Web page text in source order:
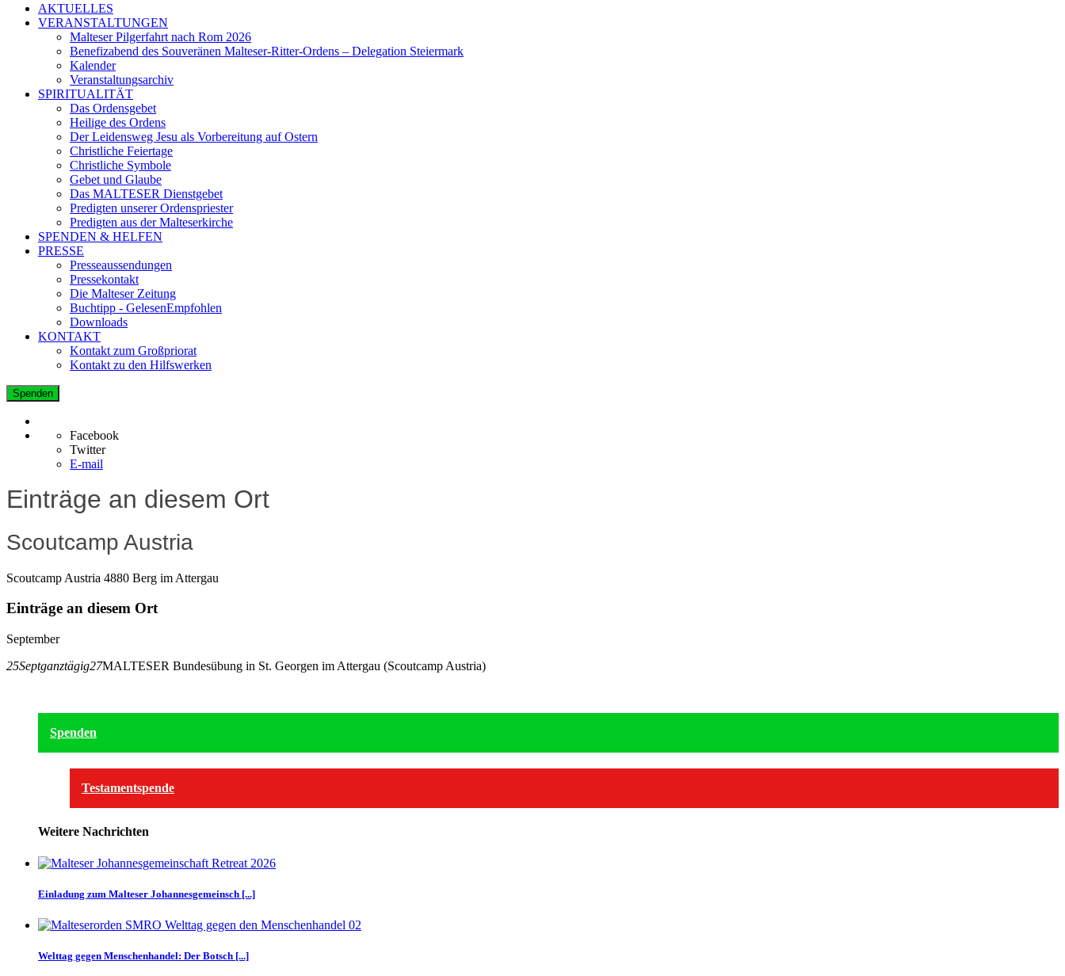
AKTUELLES
VERANSTALTUNGEN
Malteser Pilgerfahrt nach Rom 2026
Benefizabend des Souveränen Malteser-Ritter-Ordens – Delegation Steiermark
Kalender
Veranstaltungsarchiv
SPIRITUALITÄT
Das Ordensgebet
Heilige des Ordens
Der Leidensweg Jesu als Vorbereitung auf Ostern
Christliche Feiertage
Christliche Symbole
Gebet und Glaube
Das MALTESER Dienstgebet
Predigten unserer Ordenspriester
Predigten aus der Malteserkirche
SPENDEN & HELFEN
PRESSE
Presseaussendungen
Pressekontakt
Die Malteser Zeitung
Buchtipp - GelesenEmpfohlen
Downloads
KONTAKT
Kontakt zum Großpriorat
Kontakt zu den Hilfswerken
Spenden
Facebook
Twitter
E-mail
Einträge an diesem Ort
Scoutcamp Austria
Scoutcamp Austria 4880 Berg im Attergau
Einträge an diesem Ort
September
25Septganztägig27MALTESER Bundesübung in St. Georgen im Attergau (Scoutcamp Austria)
Spenden
Testamentspende
Weitere Nachrichten
Einladung zum Malteser Johannesgemeinsch [...]
Welttag gegen Menschenhandel: Der Botsch [...]